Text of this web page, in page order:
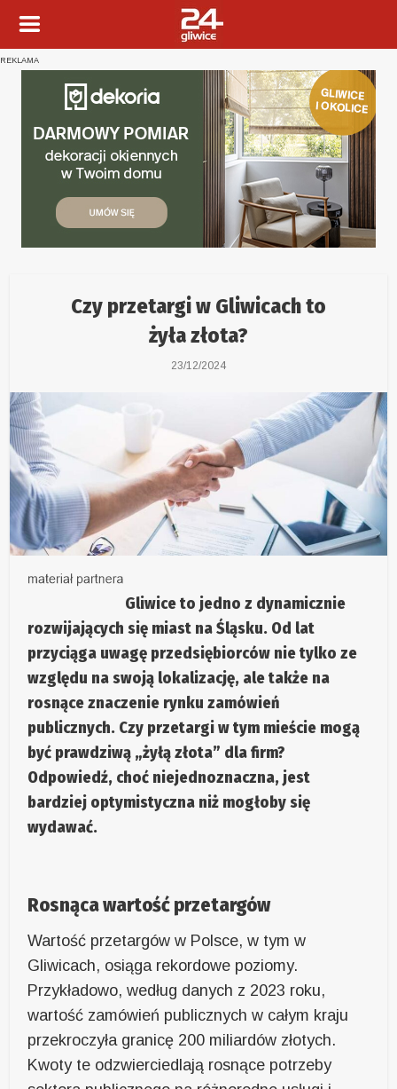
REKLAMA
Czy przetargi w Gliwicach to
żyła złota?
23/12/2024
Gliwice to jedno z dynamicznie
rozwijających się miast na Śląsku. Od lat
przyciąga uwagę przedsiębiorców nie tylko ze
względu na swoją lokalizację, ale także na
rosnące znaczenie rynku zamówień
publicznych. Czy przetargi w tym mieście mogą
być prawdziwą „żyłą złota” dla firm?
Odpowiedź, choć niejednoznaczna, jest
bardziej optymistyczna niż mogłoby się
wydawać.
Rosnąca wartość przetargów
Wartość przetargów w Polsce, w tym w
Gliwicach, osiąga rekordowe poziomy.
Przykładowo, według danych z 2023 roku,
wartość zamówień publicznych w całym kraju
przekroczyła granicę 200 miliardów złotych.
Kwoty te odzwierciedlają rosnące potrzeby